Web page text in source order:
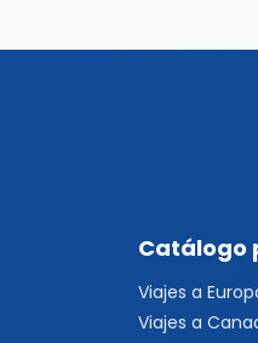
Catálogo
Viajes a
Viajes a